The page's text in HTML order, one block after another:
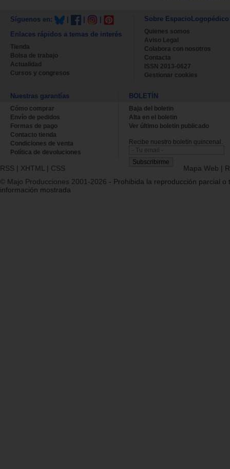
Síguenos en:
Enlaces rápidos a temas de interés
Tienda
Bolsa de trabajo
Actualidad
Cursos y congresos
Sobre EspacioLogopédico
Quienes somos
Aviso Legal
Colabora con nosotros
Contacta
ISSN 2013-0627
Gestionar cookies
Nuestras garantías
Cómo comprar
Envío de pedidos
Formas de pago
Contacto tienda
Condiciones de venta
Política de devoluciones
BOLETÍN
Baja del boletin
Alta en el boletin
Ver último boletin publicado
Recibe nuestro boletín quincenal.
RSS | XHTML | CSS Mapa Web |
© Majo Producciones 2001-2026 - Prohibida la reproducción parcial o
información mostrada